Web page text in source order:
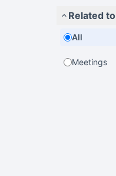
Related to
All
Meetings